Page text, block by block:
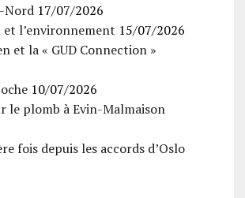
Nord 17/07/2026
et l’environnement 15/07/2026
et la « GUD Connection »
10/07/2026
le plomb à Evin-Malmaison
fois depuis les accords d’Oslo